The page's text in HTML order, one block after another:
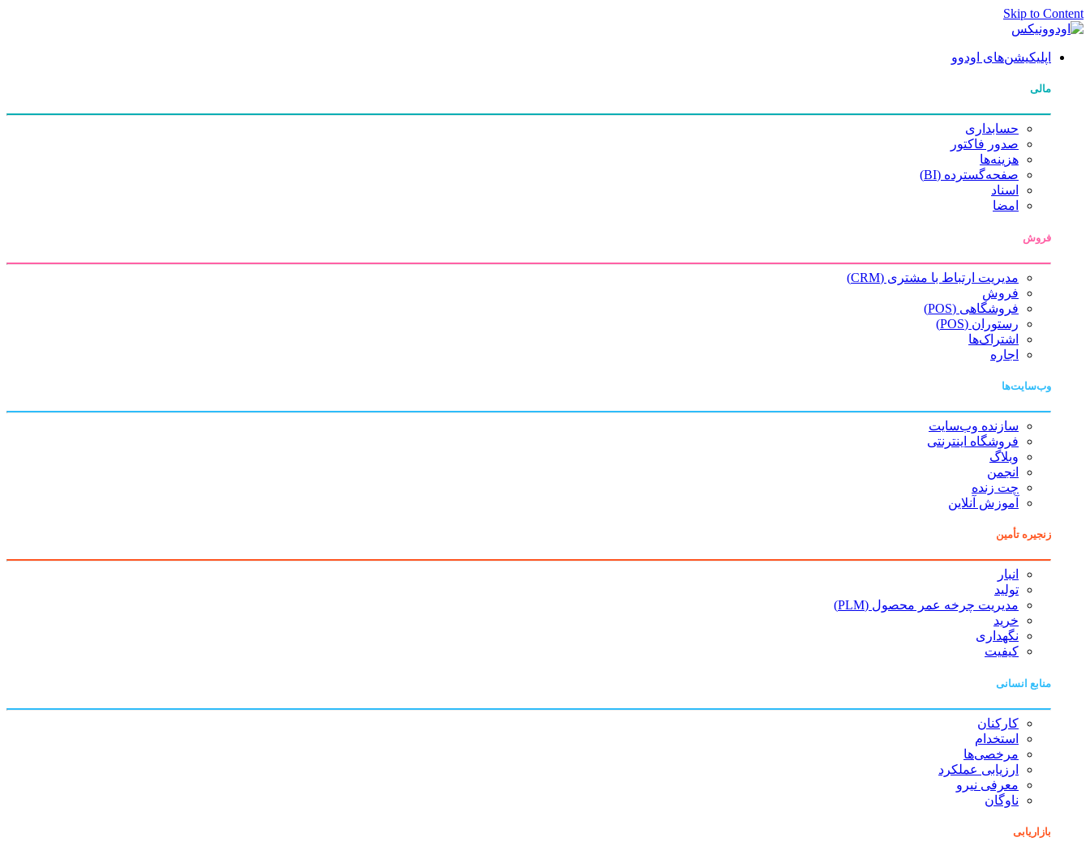
Skip to Content
اپلیکیشن‌های اودوو
مالی
حسابداری
صدور فاکتور
هزینه‌ها
صفحه‌گسترده (BI)
اسناد
امضا
فروش
مدیریت ارتباط با مشتری (CRM)
فروش
فروشگاهی (POS)
رستوران (POS)
اشتراک‌ها
اجاره
وب‌سایت‌ها
سازنده وب‌سایت
فروشگاه اینترنتی
وبلاگ
انجمن
چت زنده
آموزش آنلاین
زنجیره تأمین
انبار
تولید
مدیریت چرخه عمر محصول (PLM)
خرید
نگهداری
کیفیت
منابع انسانی
کارکنان
استخدام
مرخصی‌ها
ارزیابی عملکرد
معرفی نیرو
ناوگان
بازاریابی